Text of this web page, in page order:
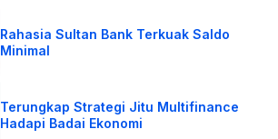
Rahasia Sultan Bank Terkuak Saldo
Minimal
Terungkap Strategi Jitu Multifinance
Hadapi Badai Ekonomi